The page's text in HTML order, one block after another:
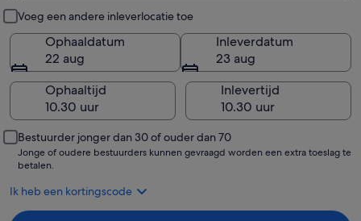
Voeg een andere inleverlocatie toe
Ophaaldatum
22 aug
Inleverdatum
23 aug
Ophaaltijd
Inlevertijd
Bestuurder jonger dan 30 of ouder dan 70
Jonge of oudere bestuurders kunnen gevraagd worden een extra toeslag te
betalen.
Ik heb een kortingscode